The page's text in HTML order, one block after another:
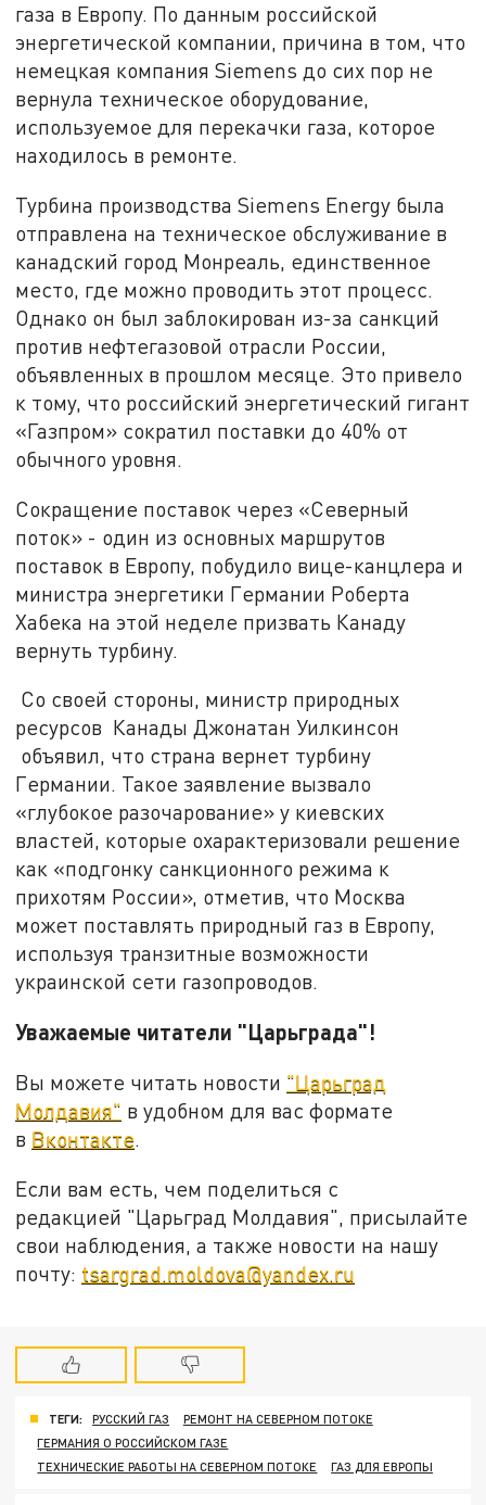
газа в Европу. По данным российской
энергетической компании, причина в том, что
немецкая компания Siemens до сих пор не
вернула техническое оборудование,
используемое для перекачки газа, которое
находилось в ремонте.
Турбина производства Siemens Energy была
отправлена ​​на техническое обслуживание в
канадский город Монреаль, единственное
место, где можно проводить этот процесс.
Однако он был заблокирован из-за санкций
против нефтегазовой отрасли России,
объявленных в прошлом месяце. Это привело
к тому, что российский энергетический гигант
«Газпром» сократил поставки до 40% от
обычного уровня.
Сокращение поставок через «Северный
поток» - один из основных маршрутов
поставок в Европу, побудило вице-канцлера и
министра энергетики Германии Роберта
Хабека на этой неделе призвать Канаду
вернуть турбину.
Со своей стороны, министр природных
ресурсов Канады Джонатан Уилкинсон
объявил, что страна вернет турбину
Германии. Такое заявление вызвало
«глубокое разочарование» у киевских
властей, которые охарактеризовали решение
как «подгонку санкционного режима к
прихотям России», отметив, что Москва
может поставлять природный газ в Европу,
используя транзитные возможности
украинской сети газопроводов.
Уважаемые читатели "Царьграда"!
Вы можете читать новости "Царьград
Молдавия" в удобном для вас формате
в Вконтакте.
Если вам есть, чем поделиться с
редакцией "Царьград Молдавия", присылайте
свои наблюдения, а также новости на нашу
почту: tsargrad.moldova@yandex.ru
ТЕГИ: РУССКИЙ ГАЗ
РЕМОНТ НА СЕВЕРНОМ ПОТОКЕ
ГЕРМАНИЯ О РОССИЙСКОМ ГАЗЕ
ТЕХНИЧЕСКИЕ РАБОТЫ НА СЕВЕРНОМ ПОТОКЕ
ГАЗ ДЛЯ ЕВРОПЫ